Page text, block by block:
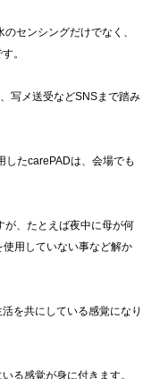
センシングだけでなく、
。
写メ送受などSNSまで踏み
したcarePADは、会場でも
が、たとえば夜中に母が何
用していない事など解か
を共にしている感覚になり
る感覚が身に付きます。